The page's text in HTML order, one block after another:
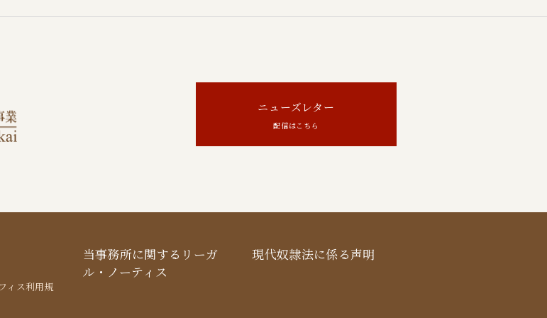
ニューズレター
配信はこちら
ィス利用規
当事務所に関するリーガ
ル・ノーティス
現代奴隷法に係る声明